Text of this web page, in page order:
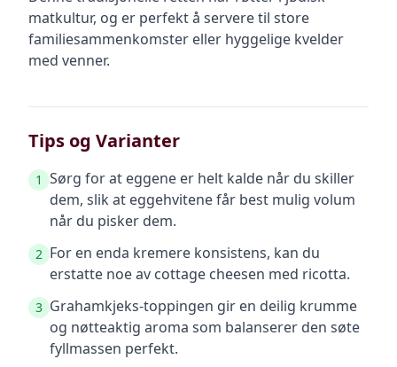
matkultur, og er perfekt å servere til store
familiesammenkomster eller hyggelige kvelder
med venner.
Tips og Varianter
1 Sørg for at eggene er helt kalde når du skiller
dem, slik at eggehvitene får best mulig volum
når du pisker dem.
2 For en enda kremere konsistens, kan du
erstatte noe av cottage cheesen med ricotta.
3 Grahamkjeks-toppingen gir en deilig krumme
og nøtteaktig aroma som balanserer den søte
fyllmassen perfekt.